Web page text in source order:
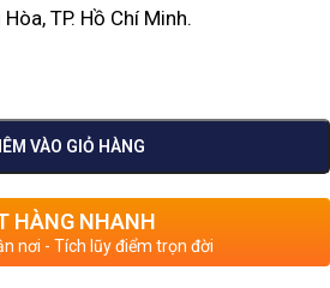
TP. Hồ Chí Minh.
VÀO GIỎ HÀNG
HÀNG NHANH
nơi - Tích lũy điểm trọn đời